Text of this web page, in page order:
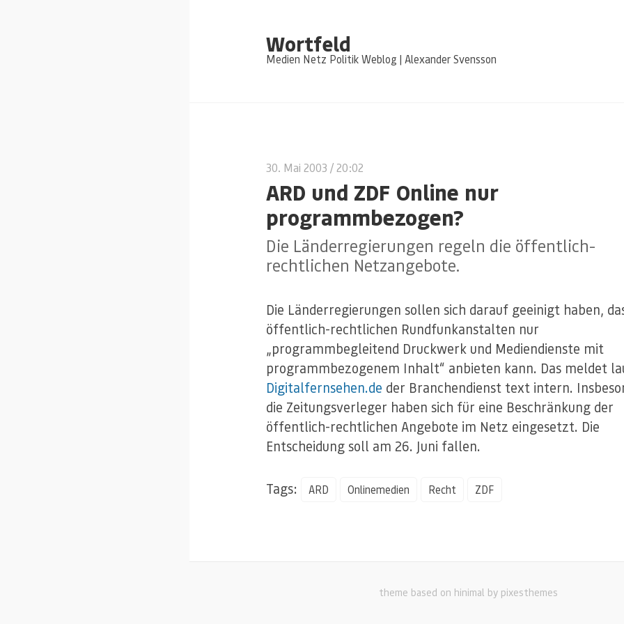
Wortfeld
Medien Netz Politik Weblog | Alexander Svensson
30. Mai 2003 / 20:02
ARD und ZDF Online nur
programmbezogen?
Die Länderregierungen regeln die öffentlich-
rechtlichen Netzangebote.
Die Länderregierungen sollen sich darauf geeinigt haben,
öffentlich-rechtlichen Rundfunkanstalten nur
„programmbegleitend Druckwerk und Mediendienste mit
programmbezogenem Inhalt“ anbieten kann. Das meldet
Digitalfernsehen.de der Branchendienst text intern.
die Zeitungsverleger haben sich für eine Beschränkung der
öffentlich-rechtlichen Angebote im Netz eingesetzt. Die
Entscheidung soll am 26. Juni fallen.
Tags: ARD Onlinemedien Recht ZDF
theme based on hinimal by pixesthemes